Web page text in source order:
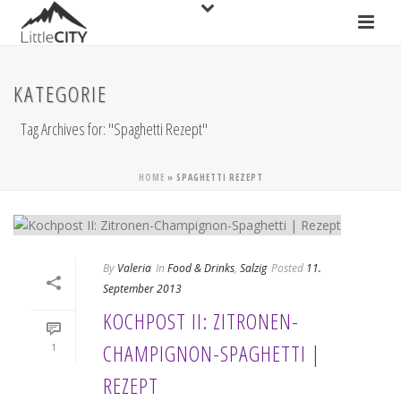
KATEGORIE
Tag Archives for: "Spaghetti Rezept"
HOME » SPAGHETTI REZEPT
1
By Valeria In Food & Drinks, Salzig Posted 11.
September 2013
KOCHPOST II: ZITRONEN-
CHAMPIGNON-SPAGHETTI |
REZEPT